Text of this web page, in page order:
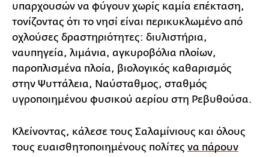
υπαρχουσών να φύγουν χωρίς καμία επέκταση,
τονίζοντας ότι το νησί είναι περικυκλωμένο από
οχλούσες δραστηριότητες: διυλιστήρια,
ναυπηγεία, λιμάνια, αγκυροβόλια πλοίων,
παροπλισμένα πλοία, βιολογικός καθαρισμός
στην Ψυττάλεια, Ναύσταθμος, σταθμός
υγροποιημένου φυσικού αερίου στη Ρεβυθούσα.
Κλείνοντας, κάλεσε τους Σαλαμίνιους και όλους
τους ευαισθητοποιημένους πολίτες να πάρουν